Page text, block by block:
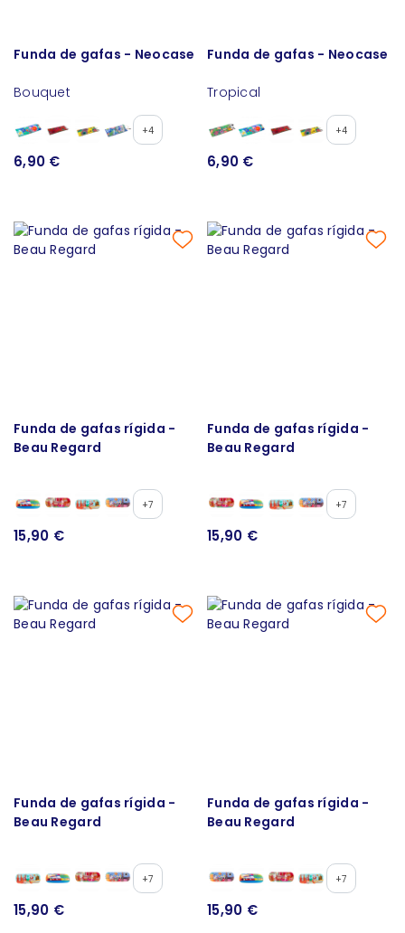
Funda de gafas - Neocase
Bouquet
+4
6,90 €
Funda de gafas - Neocase
Tropical
+4
6,90 €
Funda de gafas rígida -
Beau Regard
+7
15,90 €
Funda de gafas rígida -
Beau Regard
+7
15,90 €
Funda de gafas rígida -
Beau Regard
+7
15,90 €
Funda de gafas rígida -
Beau Regard
+7
15,90 €